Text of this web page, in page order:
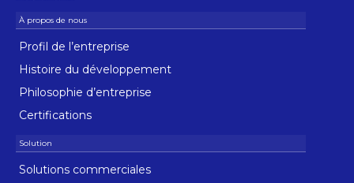
Profil de l’entreprise
Histoire du développement
Philosophie d’entreprise
Certifications
Solutions commerciales